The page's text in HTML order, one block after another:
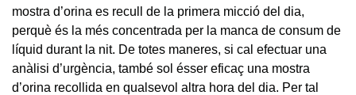
mostra d’orina es recull de la primera micció del dia,
perquè és la més concentrada per la manca de consum de
líquid durant la nit. De totes maneres, si cal efectuar una
anàlisi d’urgència, també sol ésser eficaç una mostra
d’orina recollida en qualsevol altra hora del dia. Per tal